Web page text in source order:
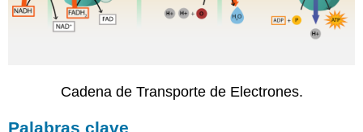
Cadena de Transporte de Electrones.
Palabras clave